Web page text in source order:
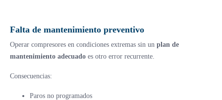
Falta de mantenimiento preventivo
Operar compresores en condiciones extremas sin un plan de
mantenimiento adecuado es otro error recurrente.
Consecuencias:
Paros no programados